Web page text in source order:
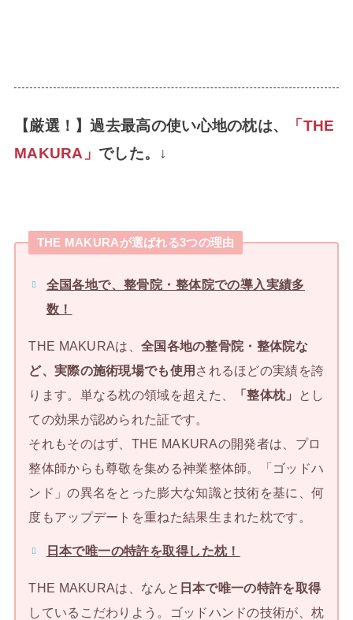
【厳選！】過去最高の使い心地の枕は、
「THE
MAKURA」 でした。↓
THE MAKURAが選ばれる3つの理由
全国各地で、整骨院・整体院での導入実績多
数！
THE MAKURAは、 全国各地の整骨院・整体院な
ど、実際の施術現場でも使用 されるほどの実績を誇
ります。単なる枕の領域を超えた、
「整体枕」
とし
ての効果が認められた証です。
それもそのはず、THE MAKURAの開発者は、プロ
整体師からも尊敬を集める神業整体師。「ゴッドハ
ンド」の異名をとった膨大な知識と技術を基に、何
度もアップデートを重ねた結果生まれた枕です。
日本で唯一の特許を取得した枕！
THE MAKURAは、なんと 日本で唯一の特許を取得
しているこだわりよう。ゴッドハンドの技術が、枕